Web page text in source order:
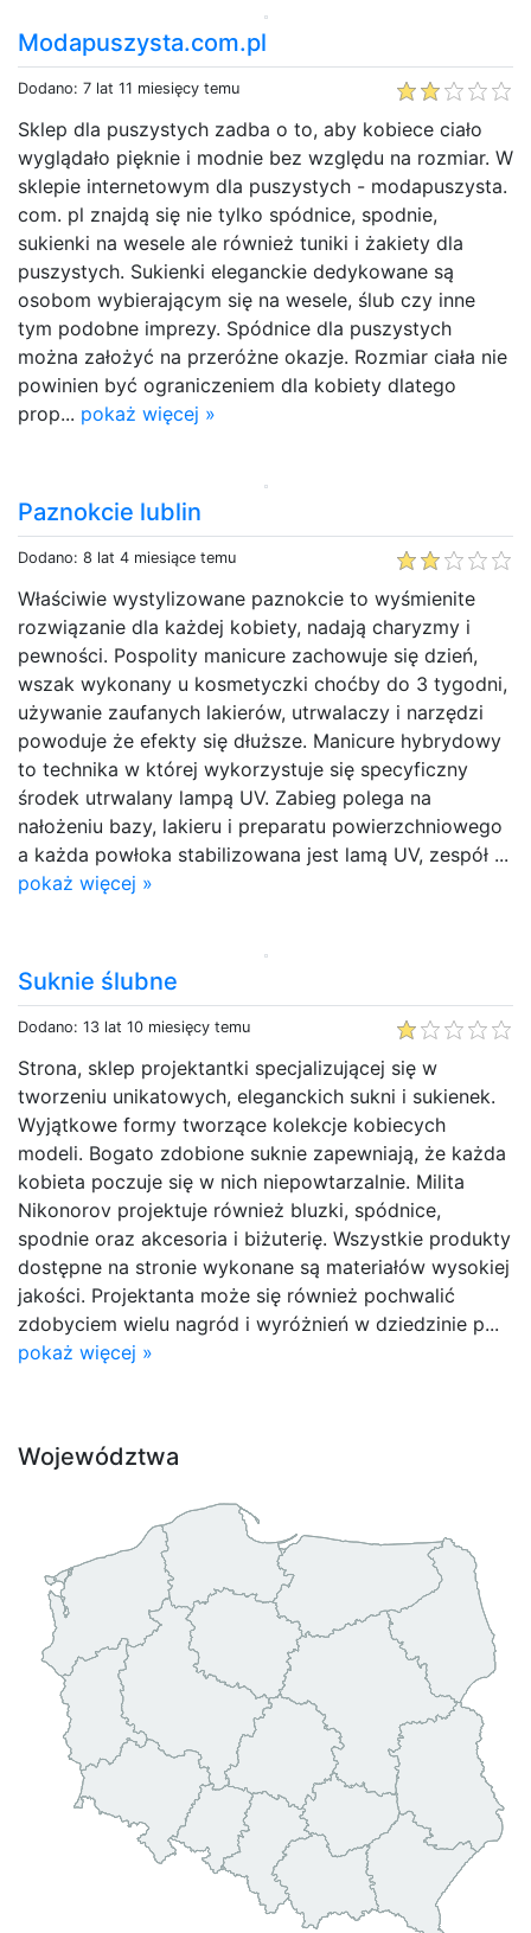
Modapuszysta.com.pl
Dodano: 7 lat 11 miesięcy temu
Sklep dla puszystych zadba o to, aby kobiece ciało
wyglądało pięknie i modnie bez względu na rozmiar. W
sklepie internetowym dla puszystych - modapuszysta.
com. pl znajdą się nie tylko spódnice, spodnie,
sukienki na wesele ale również tuniki i żakiety dla
puszystych. Sukienki eleganckie dedykowane są
osobom wybierającym się na wesele, ślub czy inne
tym podobne imprezy. Spódnice dla puszystych
można założyć na przeróżne okazje. Rozmiar ciała nie
powinien być ograniczeniem dla kobiety dlatego
prop... pokaż więcej »
Paznokcie lublin
Dodano: 8 lat 4 miesiące temu
Właściwie wystylizowane paznokcie to wyśmienite
rozwiązanie dla każdej kobiety, nadają charyzmy i
pewności. Pospolity manicure zachowuje się dzień,
wszak wykonany u kosmetyczki choćby do 3 tygodni,
używanie zaufanych lakierów, utrwalaczy i narzędzi
powoduje że efekty się dłuższe. Manicure hybrydowy
to technika w której wykorzystuje się specyficzny
środek utrwalany lampą UV. Zabieg polega na
nałożeniu bazy, lakieru i preparatu powierzchniowego
a każda powłoka stabilizowana jest lamą UV, zespół ...
pokaż więcej »
Suknie ślubne
Dodano: 13 lat 10 miesięcy temu
Strona, sklep projektantki specjalizującej się w
tworzeniu unikatowych, eleganckich sukni i sukienek.
Wyjątkowe formy tworzące kolekcje kobiecych
modeli. Bogato zdobione suknie zapewniają, że każda
kobieta poczuje się w nich niepowtarzalnie. Milita
Nikonorov projektuje również bluzki, spódnice,
spodnie oraz akcesoria i biżuterię. Wszystkie produkty
dostępne na stronie wykonane są materiałów wysokiej
jakości. Projektanta może się również pochwalić
zdobyciem wielu nagród i wyróżnień w dziedzinie p...
pokaż więcej »
Województwa